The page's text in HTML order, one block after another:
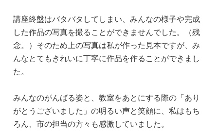
講座終盤はバタバタしてしまい、みんなの様子や完成
した作品の写真を撮ることができませんでした。（残
念。）そのため上の写真は私が作った見本ですが、み
んなとてもきれいに丁寧に作品を作ることができまし
た。
みんなのがんばる姿と、教室をあとにする際の「あり
がとうございました」の明るい声と笑顔に、私はもち
ろん、市の担当の方々も感激していました。